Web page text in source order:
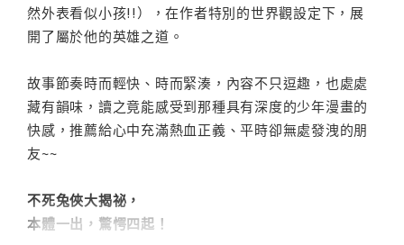
然外表看似小孩!!），在作者特別的世界觀設定下，展
開了屬於他的英雄之道。
故事節奏時而輕快、時而緊湊，內容不只逗趣，也處處
藏有韻味，讀之竟能感受到那種具有深度的少年漫畫的
快感，推薦給心中充滿熱血正義、平時卻無處發洩的朋
友~~
不死兔俠大揭祕，
本體一出，驚愕四起！